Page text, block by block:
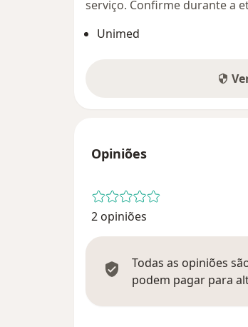
serviço. Confirme durante a
Unimed
Opiniões
2 opiniões
Todas as opiniões
podem pagar para